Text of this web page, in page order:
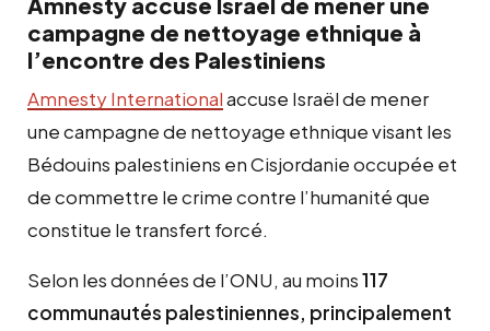
campagne de nettoyage ethnique à
l’encontre des Palestiniens
Amnesty Internationalaccuse Israël de mener
une campagne de nettoyage ethnique visant les
Bédouins palestiniens en Cisjordanie occupée et
de commettre le crime contre l’humanité que
constitue le transfert forcé.
Selon les données de l’ONU, au moins117
communautés palestiniennes, principalement